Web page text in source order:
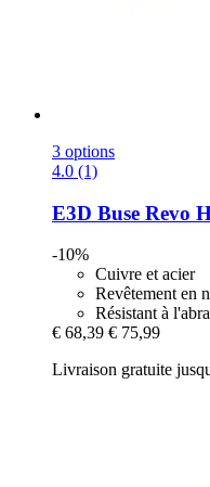
3 options
4.0 (1)
E3D Buse Revo
-10%
Cuivre et acier
Revêtement en
Résistant à
€ 68,39 € 75,99
Livraison gratuite